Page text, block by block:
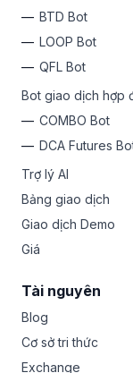
BTD Bot
LOOP Bot
QFL Bot
Bot giao dịch hợp
COMBO Bot
DCA Futures
Trợ lý AI
Bảng giao dịch
Giao dịch Demo
Giá
Tài nguyên
Blog
Cơ sở tri thức
Exchange